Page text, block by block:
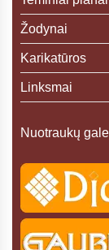
Žodynai
Karikatūros
Linksmai
Nuotraukų